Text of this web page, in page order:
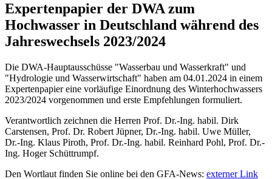
Expertenpapier der DWA zum
Hochwasser in Deutschland während des
Jahreswechsels 2023/2024
Die DWA-Hauptausschüsse "Wasserbau und Wasserkraft" und
"Hydrologie und Wasserwirtschaft" haben am 04.01.2024 in einem
Expertenpapier eine vorläufige Einordnung des Winterhochwassers
2023/2024 vorgenommen und erste Empfehlungen formuliert.
Verantwortlich zeichnen die Herren Prof. Dr.-Ing. habil. Dirk
Carstensen, Prof. Dr. Robert Jüpner, Dr.-Ing. habil. Uwe Müller,
Dr.-Ing. Klaus Piroth, Prof. Dr.-Ing. habil. Reinhard Pohl, Prof. Dr.-
Ing. Hoger Schüttrumpf.
Den Wortlaut finden Sie online bei den GFA-News: externer Link